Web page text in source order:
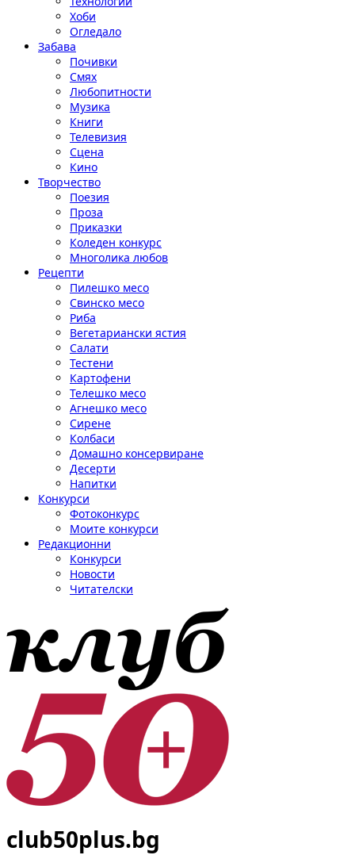
Хоби
Огледало
Забава
Почивки
Смях
Любопитности
Музика
Книги
Телевизия
Сцена
Кино
Творчество
Поезия
Проза
Приказки
Коледен конкурс
Многолика любов
Рецепти
Пилешко месо
Свинско месо
Риба
Вегетариански ястия
Салати
Тестени
Картофени
Телешко месо
Агнешко месо
Сирене
Колбаси
Домашно консервиране
Десерти
Напитки
Конкурси
Фотоконкурс
Моите конкурси
Редакционни
Конкурси
Новости
Читателски
club50plus.bg